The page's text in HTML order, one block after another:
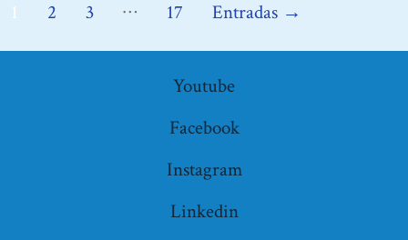
1 2 3 … 17 Entradas →
Youtube
Facebook
Instagram
Linkedin